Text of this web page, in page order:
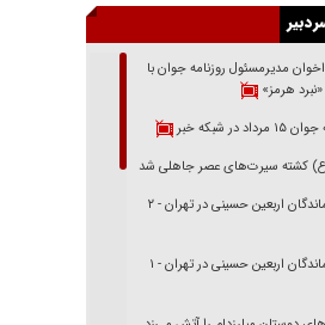
اخوان مدیرمسئول روزنامه جوان با
«نبرد هرمز»
در شبکه خبر
(ع) کشته سیرت‌های عصر جاهلی شد
اربعین حسینی در تهران - ۲
اربعین حسینی در تهران - ۱